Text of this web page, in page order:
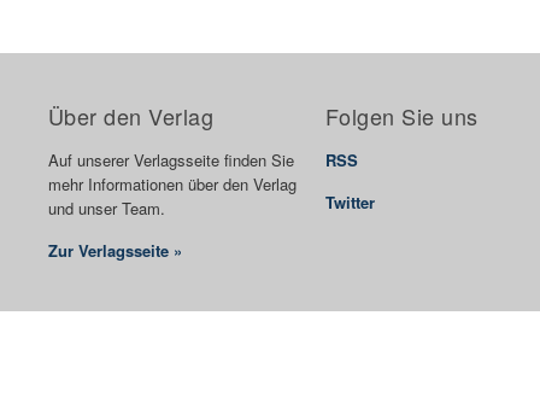
Über den Verlag
Auf unserer Verlagsseite finden Sie
mehr Informationen über den Verlag
und unser Team.
Zur Verlagsseite »
Folgen Sie uns
RSS
Twitter